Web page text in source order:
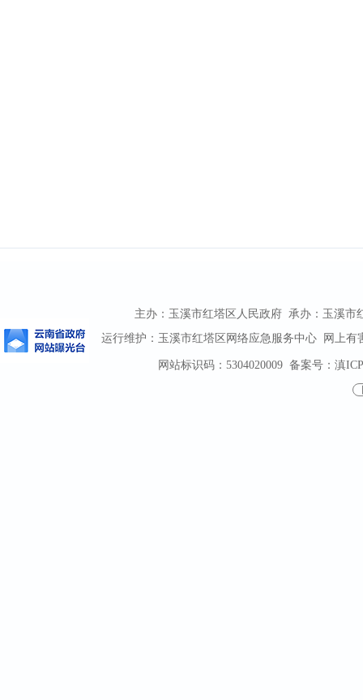
主办：玉溪市红塔区人民政府 承办：玉溪市
运行维护：玉溪市红塔区网络应急服务中心 网上有
网站标识码：5304020009备案号：滇